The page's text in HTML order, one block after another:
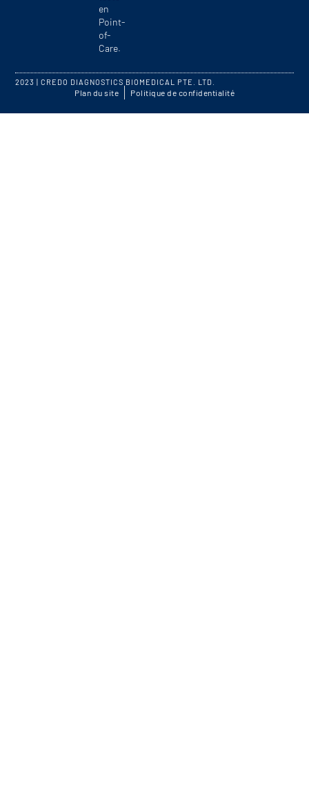
en
Point-
of-
Care.
Plan du site Politique de confidentialité
2023 | CREDO DIAGNOSTICS BIOMEDICAL PTE. LTD.